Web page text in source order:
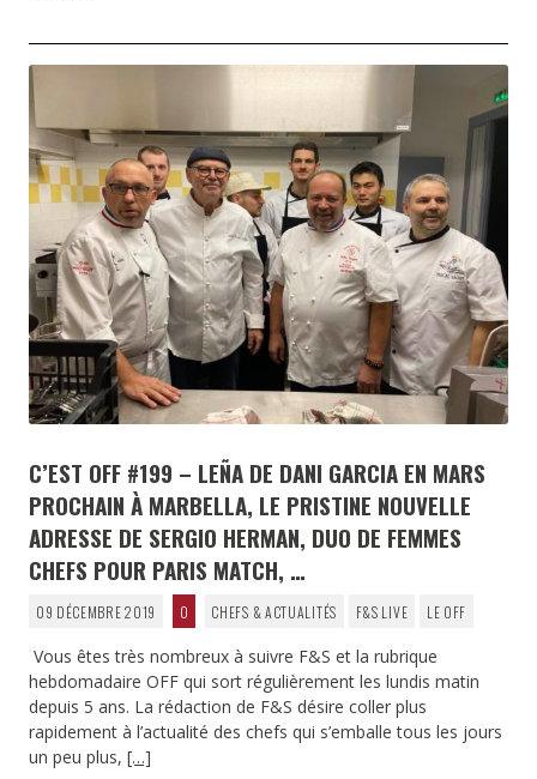
C’EST OFF #199 – LEÑA DE DANI GARCIA EN MARS
PROCHAIN À MARBELLA, LE PRISTINE NOUVELLE
ADRESSE DE SERGIO HERMAN, DUO DE FEMMES
CHEFS POUR PARIS MATCH, …
09 DÉCEMBRE 2019 0 CHEFS & ACTUALITÉS F&S LIVE LE OFF
Vous êtes très nombreux à suivre F&S et la rubrique
hebdomadaire OFF qui sort régulièrement les lundis matin
depuis 5 ans. La rédaction de F&S désire coller plus
rapidement à l’actualité des chefs qui s’emballe tous les jours
un peu plus, […]